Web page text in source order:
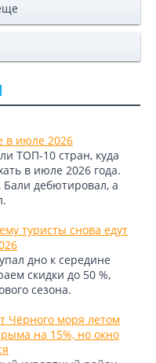
в июле 2026
ТОП-10 стран, куда
в июле 2026 года.
дебютировал, а
туристы снова едут
дно к середине
скидки до 50 %,
сезона.
Чёрного моря летом
на 15%, но окно